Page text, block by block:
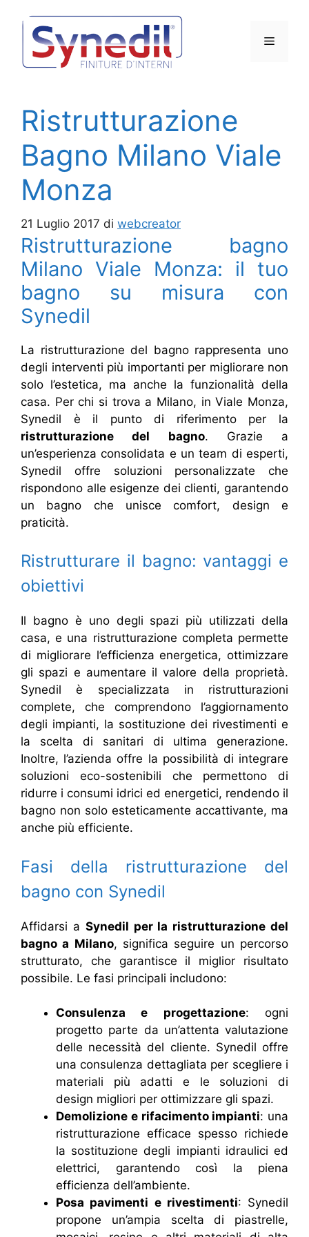
contenuto
Menu
Ristrutturazione
Bagno Milano Viale
Monza
21 Luglio 2017 di webcreator
Ristrutturazione bagno
Milano Viale Monza: il tuo
bagno su misura con
Synedil
La ristrutturazione del bagno rappresenta uno
degli interventi più importanti per migliorare non
solo l’estetica, ma anche la funzionalità della
casa. Per chi si trova a Milano, in Viale Monza,
Synedil è il punto di riferimento per la
ristrutturazione del bagno. Grazie a
un’esperienza consolidata e un team di esperti,
Synedil offre soluzioni personalizzate che
rispondono alle esigenze dei clienti, garantendo
un bagno che unisce comfort, design e
praticità.
Ristrutturare il bagno: vantaggi e
obiettivi
Il bagno è uno degli spazi più utilizzati della
casa, e una ristrutturazione completa permette
di migliorare l’efficienza energetica, ottimizzare
gli spazi e aumentare il valore della proprietà.
Synedil è specializzata in ristrutturazioni
complete, che comprendono l’aggiornamento
degli impianti, la sostituzione dei rivestimenti e
la scelta di sanitari di ultima generazione.
Inoltre, l’azienda offre la possibilità di integrare
soluzioni eco-sostenibili che permettono di
ridurre i consumi idrici ed energetici, rendendo il
bagno non solo esteticamente accattivante, ma
anche più efficiente.
Fasi della ristrutturazione del
bagno con Synedil
Affidarsi a Synedil per la ristrutturazione del
bagno a Milano, significa seguire un percorso
strutturato, che garantisce il miglior risultato
possibile. Le fasi principali includono:
Consulenza e progettazione: ogni
progetto parte da un’attenta valutazione
delle necessità del cliente. Synedil offre
una consulenza dettagliata per scegliere i
materiali più adatti e le soluzioni di
design migliori per ottimizzare gli spazi.
Demolizione e rifacimento impianti: una
ristrutturazione efficace spesso richiede
la sostituzione degli impianti idraulici ed
elettrici, garantendo così la piena
efficienza dell’ambiente.
Posa pavimenti e rivestimenti: Synedil
propone un’ampia scelta di piastrelle,